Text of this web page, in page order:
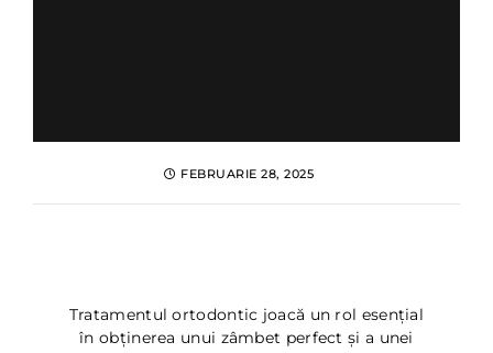
FEBRUARIE 28, 2025
Tratamentul ortodontic joacă un rol esențial
în obținerea unui zâmbet perfect și a unei